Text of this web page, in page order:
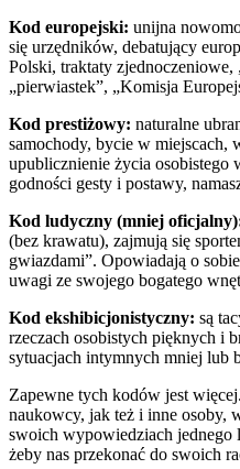
Kod europejski: unijna
się urzędników, debatujący
Polski, traktaty zjednoczeniowe,
„pierwiastek”, „Komisja
Kod prestiżowy: naturalne
samochody, bycie w miejscach,
upublicznienie życia osobistego
godności gesty i postawy,
Kod ludyczny (mniej
(bez krawatu), zajmują się
gwiazdami”. Opowiadają o
uwagi ze swojego bogatego
Kod ekshibicjonistyczny: są
rzeczach osobistych pięknych i
sytuacjach intymnych mniej lub
Zapewne tych kodów jest
naukowcy, jak też i inne osoby,
swoich wypowiedziach
żeby nas przekonać do swoich